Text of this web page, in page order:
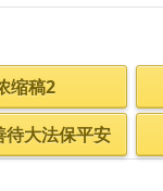
缩稿2
待大法保平安